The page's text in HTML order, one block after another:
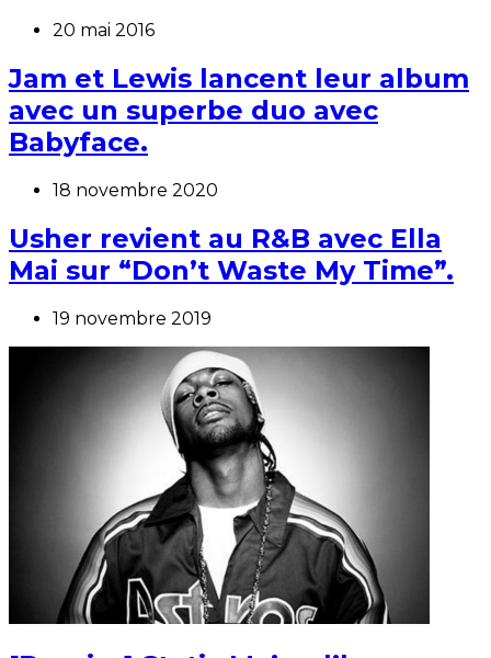
20 mai 2016
Jam et Lewis lancent leur album
avec un superbe duo avec
Babyface.
18 novembre 2020
Usher revient au R&B avec Ella
Mai sur “Don’t Waste My Time”.
19 novembre 2019